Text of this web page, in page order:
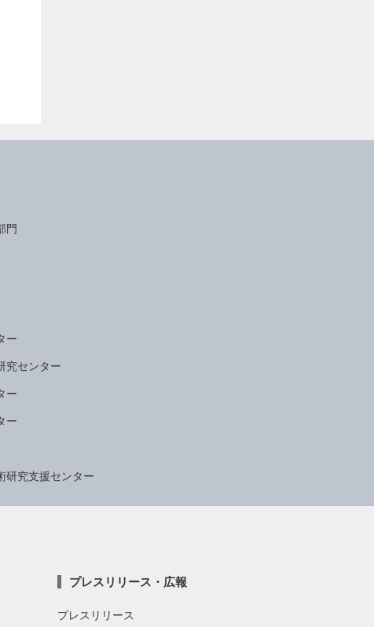
門
ー
究センター
ー
ー
研究支援センター
プレスリリース・広報
プレスリリース